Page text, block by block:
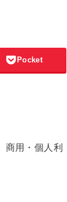
Pocket
商用・個人利